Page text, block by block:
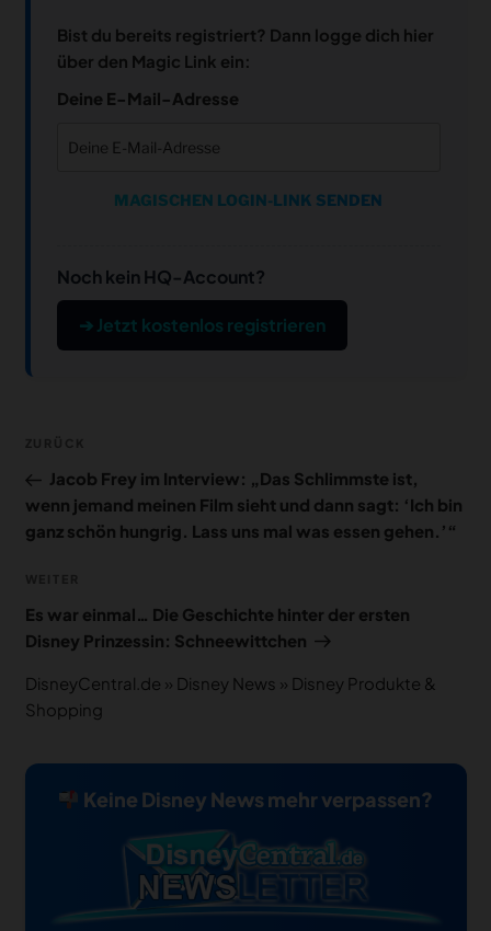
Bist du bereits registriert? Dann logge dich hier
über den Magic Link ein:
Deine E-Mail-Adresse
MAGISCHEN LOGIN-LINK SENDEN
Noch kein HQ-Account?
➔ Jetzt kostenlos registrieren
Beitrag
Jacob Frey im Interview: „Das Schlimmste ist,
wenn jemand meinen Film sieht und dann sagt: ‘Ich bin
ganz schön hungrig. Lass uns mal was essen gehen.’“
Beitrag
Es war einmal… Die Geschichte hinter der ersten
Disney Prinzessin: Schneewittchen
DisneyCentral.de » Disney News » Disney Produkte &
Shopping
Keine Disney News mehr verpassen?